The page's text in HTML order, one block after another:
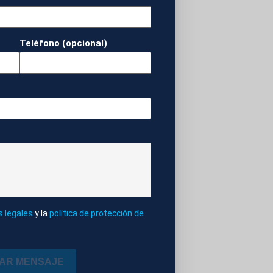
Teléfono (opcional)
legales y la política de protección de
MENSAJE
uno de los países
no se copian: se
de éxito. Hoy
Kast en